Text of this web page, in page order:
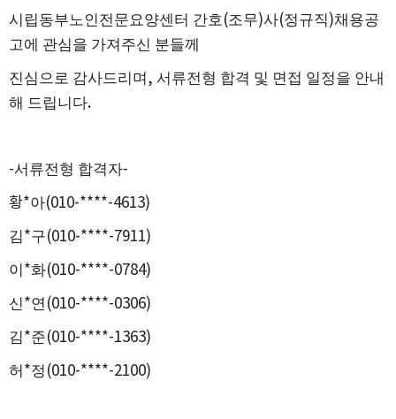
시립동부노인전문요양센터 간호(조무)사(정규직 )채용공
고에 관심을 가져주신 분들께
진심으로 감사드리며 , 서류전형 합격 및 면접 일정을 안내
해 드립니다.
-서류전형 합격자-
황*아(010-****-4613)
김*구(010-****-7911)
이 *화(010-****-0784)
신*연 (010-****-0306)
김*준(010-****-1363)
허 *정 (010-****-2100)